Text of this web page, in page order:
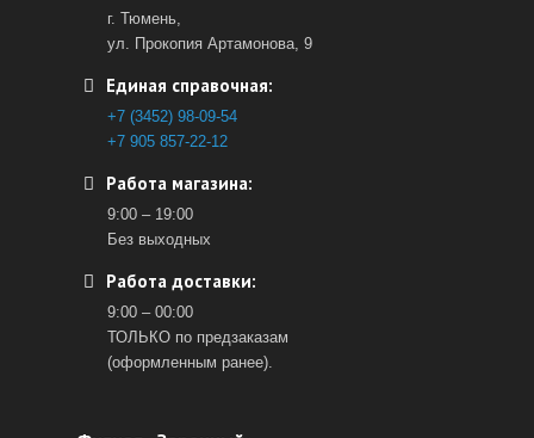
г. Тюмень,
ул. Прокопия Артамонова, 9
Единая справочная:
+7 (3452) 98-09-54
+7 905 857-22-12
Работа магазина:
9:00 – 19:00
Без выходных
Работа доставки:
9:00 – 00:00
ТОЛЬКО по предзаказам
(оформленным ранее).